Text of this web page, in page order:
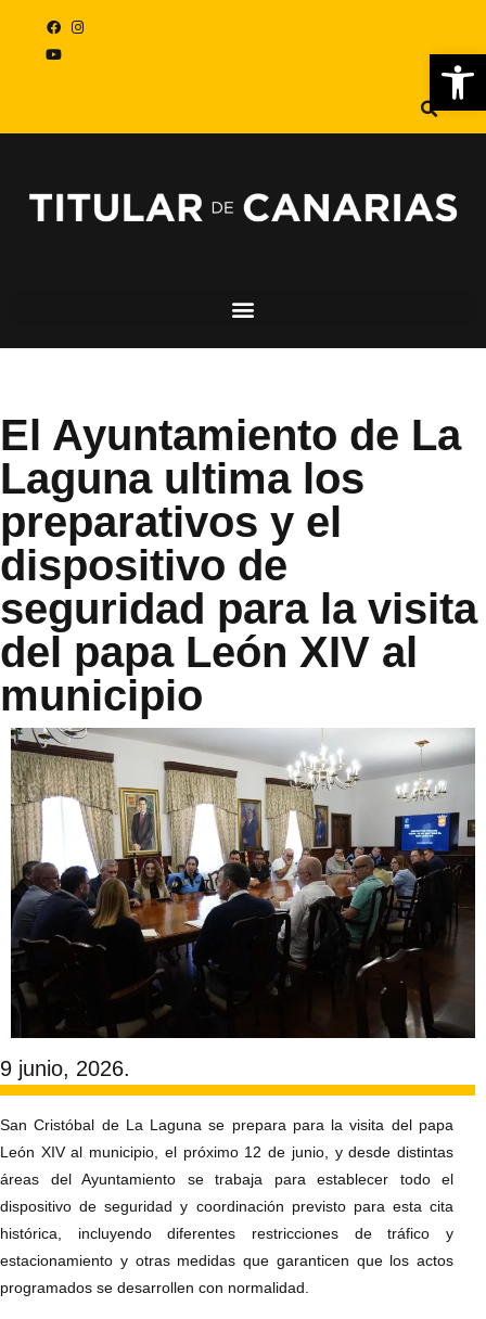
El Ayuntamiento de La
Laguna ultima los
preparativos y el
dispositivo de
seguridad para la visita
del papa León XIV al
municipio
9 junio, 2026.
San Cristóbal de La Laguna se prepara para la visita del papa
León XIV al municipio, el próximo 12 de junio, y desde distintas
áreas del Ayuntamiento se trabaja para establecer todo el
dispositivo de seguridad y coordinación previsto para esta cita
histórica, incluyendo diferentes restricciones de tráfico y
estacionamiento y otras medidas que garanticen que los actos
programados se desarrollen con normalidad.